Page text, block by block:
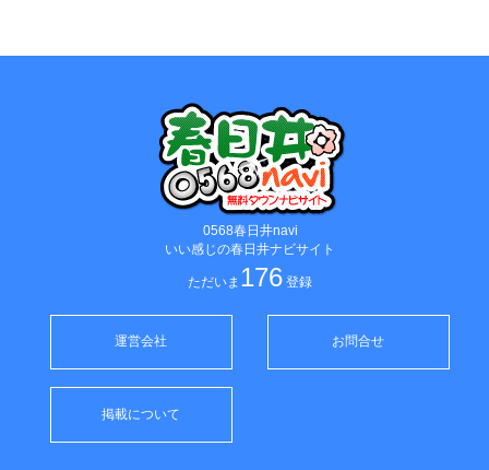
0568春日井navi
いい感じの春日井ナビサイト
ただいま 176 登録
運営会社 お問合せ
掲載について